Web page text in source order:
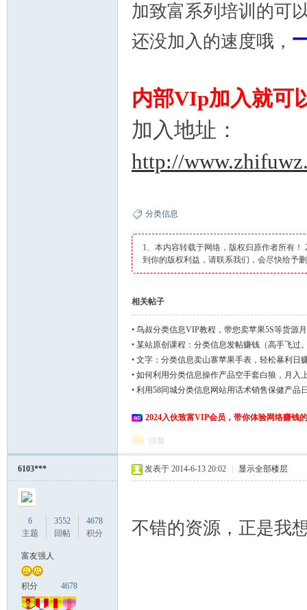
加致富系列培训的可
还没加入的速度哦，
内部VIp加入就可
加入地址：
http://
分类信息
1、本内容转载于网络，版权归原作者所有
到你的版权利益，请联系我们，会尽快给予
相关帖子
• 鸟叔分类信息VIP教程，带您卖苹果5S等货源
• 某站原创课程：分类信息发帖赚钱（高手飞过
• 文字：分类信息卖山寨苹果手表，轻松暴利日
• 如何利用分类信息操作产品空手套白狼，月入
• 利用58同城分类信息网站用话术销售保健产品
2024入伙致富VIP会员，带你体验网络赚钱
回复
6103***
6
主题
3552
回帖
4678
积分
富友强人
积分 4678
发表于 2014-6-13 20:02 显示全部楼层
不错的资源，正是我